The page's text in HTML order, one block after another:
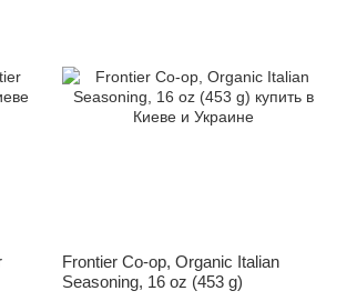
Frontier Co-op, Organic Italian
Seasoning, 16 oz (453 g)